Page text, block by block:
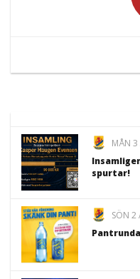
MÅN 3
spurtar!
SÖN 2